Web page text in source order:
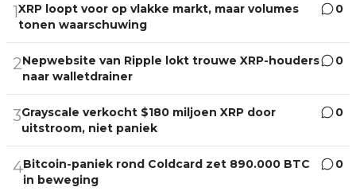
1XRP loopt voor op vlakke markt, maar volumes
tonen waarschuwing
0
2Nepwebsite van Ripple lokt trouwe XRP-houders
naar walletdrainer
0
3Grayscale verkocht $180 miljoen XRP door
uitstroom, niet paniek
0
4Bitcoin-paniek rond Coldcard zet 890.000 BTC
in beweging
0